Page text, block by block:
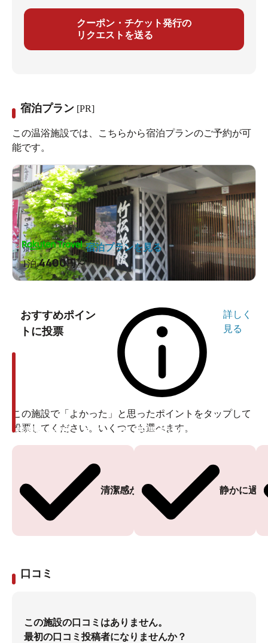
クーポン・チケット発行の
リクエストを送る
宿泊プラン [PR]
この温浴施設では、こちらから宿泊プランのご予約が可
能です。
1泊4400円～
宿泊プランを見る
おすすめポイン
トに投票
詳しく
見る
この施設で「よかった」と思ったポイントをタップして
投票してください。いくつでも選べます。
清潔感がある
投票ありがとうございます
静かに過
投票ありがとうございます
口コミ
この施設の口コミはありません。
最初の口コミ投稿者になりませんか？